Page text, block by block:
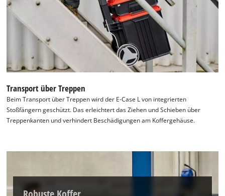
to trackers that are not disclosed to the
visitor. The website owner needs to setup
the site with their CMP to add this content
to the list of technologies used.
Powered byUsercentrics Consent
Management Platform
Transport über Treppen
Beim Transport über Treppen wird der E-Case L von integrierten
Stoßfängern geschützt. Das erleichtert das Ziehen und Schieben über
Treppenkanten und verhindert Beschädigungen am Koffergehäuse.